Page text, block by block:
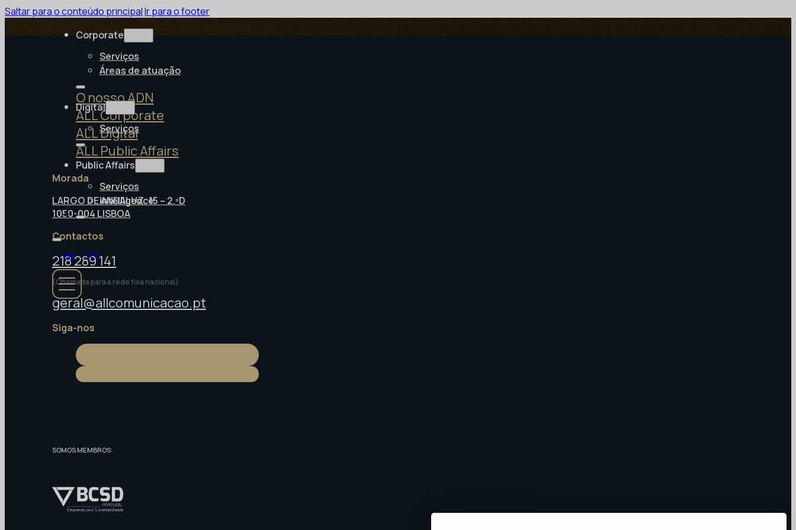
Saltar para o conteúdo principalIr para o footer
Corporate
Serviços
Áreas de atuação
Digital
Serviços
Public Affairs
Serviços
Intelligence
EN PT
O nosso ADN
ALL Corporate
ALL Digital
ALL Public Affairs
Morada
LARGO DE ANDALUZ, 15 – 2.ºD
1050-004 LISBOA
Contactos
218 289 141
(Chamada para a rede fixa nacional)
geral@allcomunicacao.pt
Siga-nos
SOMOS MEMBROS: